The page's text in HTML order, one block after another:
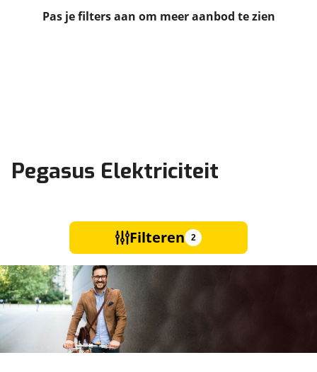
Pas je filters aan om meer aanbod te zien
Pegasus Elektriciteit
Filteren 2